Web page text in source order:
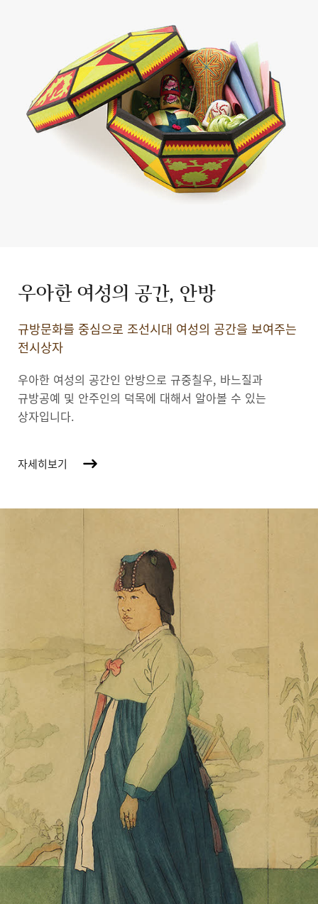
우아한 여성의 공간, 안방
규방문화를 중심으로 조선시대 여성의 공간을 보여주는
전시상자
우아한 여성의 공간인 안방으로 규중칠우, 바느질과
규방공예 및 안주인의 덕목에 대해서 알아볼 수 있는
상자입니다.
자세히보기